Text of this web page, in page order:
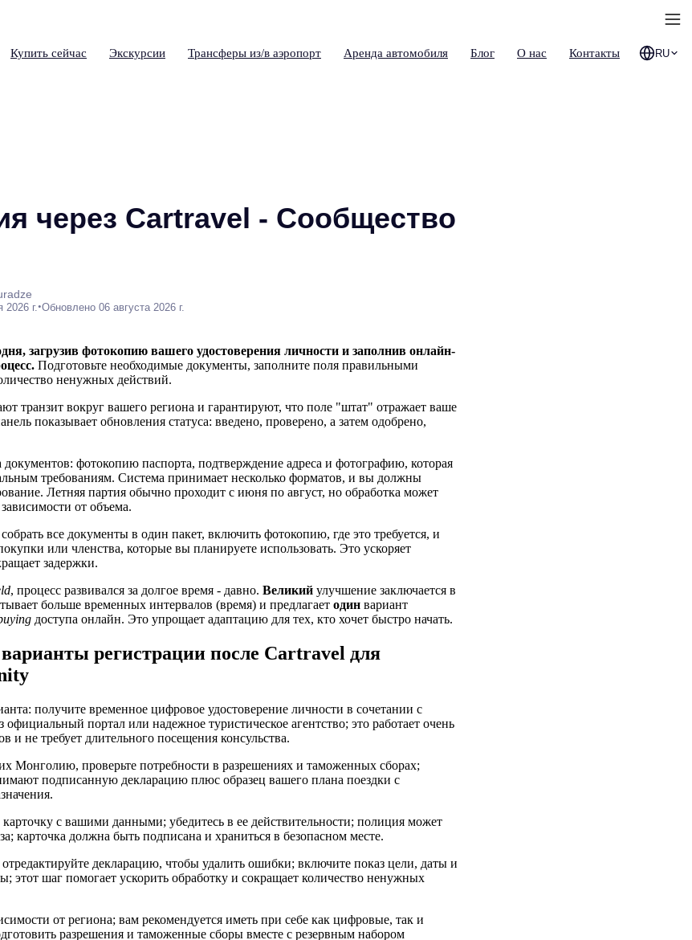
Купить сейчас Экскурсии Трансферы из/в аэропорт Аренда автомобиля Блог О нас Контакты RU
через Cartravel - Сообщество
2026 г.•Обновлено 06 августа 2026 г.
загрузив фотокопию вашего удостоверения личности и заполнив онлайн-
Подготовьте необходимые документы, заполните поля правильными
ненужных действий.
транзит вокруг вашего региона и гарантируют, что поле "штат" отражает ваше
показывает обновления статуса: введено, проверено, а затем одобрено,
документов: фотокопию паспорта, подтверждение адреса и фотографию, которая
требованиям. Система принимает несколько форматов, и вы должны
Летняя партия обычно проходит с июня по август, но обработка может
от объема.
все документы в один пакет, включить фотокопию, где это требуется, и
или членства, которые вы планируете использовать. Это ускоряет
задержки.
, процесс развивался за долгое время - давно. Великий улучшение заключается в
больше временных интервалов (время) и предлагает один вариант
доступа онлайн. Это упрощает адаптацию для тех, кто хочет быстро начать.
регистрации после Cartravel для
получите временное цифровое удостоверение личности в сочетании с
официальный портал или надежное туристическое агентство; это работает очень
и не требует длительного посещения консульства.
Монголию, проверьте потребности в разрешениях и таможенных сборах;
подписанную декларацию плюс образец вашего плана поездки с
с вашими данными; убедитесь в ее действительности; полиция может
карточка должна быть подписана и храниться в безопасном месте.
декларацию, чтобы удалить ошибки; включите показ цели, даты и
этот шаг помогает ускорить обработку и сокращает количество ненужных
от региона; вам рекомендуется иметь при себе как цифровые, так и
разрешения и таможенные сборы вместе с резервным набором